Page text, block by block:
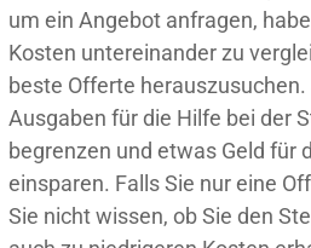
um ein Angebot anfragen,
Kosten untereinander zu
beste Offerte herauszusuchen.
Ausgaben für die Hilfe bei der
begrenzen und etwas Geld für
einsparen. Falls Sie nur eine
Sie nicht wissen, ob Sie den